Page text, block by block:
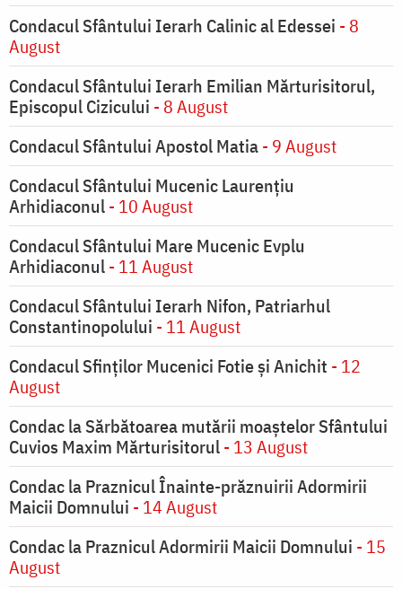
Condacul Sfântului Ierarh Calinic al Edessei - 8
August
Condacul Sfântului Ierarh Emilian Mărturisitorul,
Episcopul Cizicului - 8 August
Condacul Sfântului Apostol Matia- 9 August
Condacul Sfântului Mucenic Laurențiu
Arhidiaconul- 10 August
Condacul Sfântului Mare Mucenic Evplu
Arhidiaconul- 11 August
Condacul Sfântului Ierarh Nifon, Patriarhul
Constantinopolului - 11 August
Condacul Sfinţilor Mucenici Fotie şi Anichit - 12
August
Condac la Sărbătoarea mutării moaştelor Sfântului
Cuvios Maxim Mărturisitorul- 13 August
Condac la Praznicul Înainte-prăznuirii Adormirii
Maicii Domnului - 14 August
Condac la Praznicul Adormirii Maicii Domnului - 15
August